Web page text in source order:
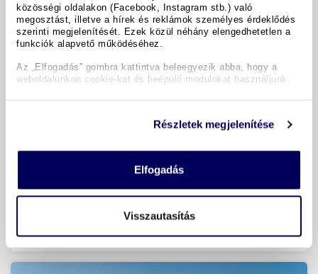
közösségi oldalakon (Facebook, Instagram stb.) való
megosztást, illetve a hírek és reklámok személyes érdeklődés
szerinti megjelenítését. Ezek közül néhány elengedhetetlen a
funkciók alapvető működéséhez.
Az „Elfogadás” gombra kattintva beleegyezik abba, hogy a
weboldalunkon cookie-kat és beépülő modulokat használjunk.
Részletek megjelenítése
Elfogadás
Visszautasítás
St. Lambrecht
2 gyermek 11,9 éves korig ingyenes (2 teljes árú vendég
esetén)
beleértve a szálloda saját wellnessrészlegének használatát
személyenként
72 272 Ft